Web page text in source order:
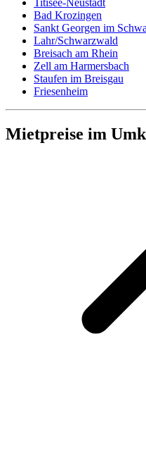
Bad Krozingen
Sankt Georgen im
Lahr/Schwarzwald
Breisach am Rhein
Zell am Harmersbach
Staufen im Breisgau
Friesenheim
Mietpreise im